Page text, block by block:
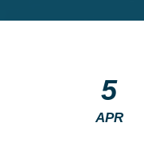
5
APR